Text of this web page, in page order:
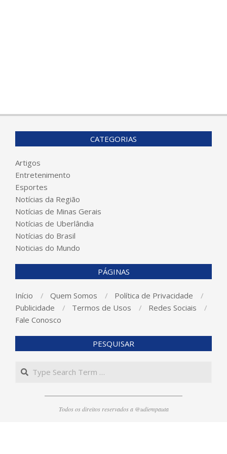
CATEGORIAS
Artigos
Entretenimento
Esportes
Notícias da Região
Notícias de Minas Gerais
Notícias de Uberlândia
Notícias do Brasil
Noticias do Mundo
PÁGINAS
Início Quem Somos
Política de Privacidade
Publicidade
Termos de Usos
Redes Sociais
Fale Conosco
PESQUISAR
Search
Todos os direitos reservados a @udiempauta